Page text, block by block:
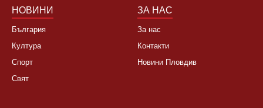
НОВИНИ
България
Култура
Спорт
Свят
ЗА НАС
За нас
Контакти
Новини Пловдив